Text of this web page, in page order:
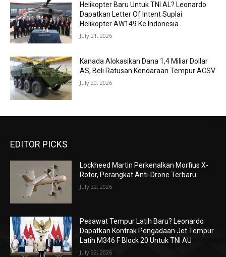
Helikopter Baru Untuk TNI AL? Leonardo
Dapatkan Letter Of Intent Suplai
Helikopter AW149 Ke Indonesia
July 21, 2026
Kanada Alokasikan Dana 1,4 Miliar Dollar
AS, Beli Ratusan Kendaraan Tempur ACSV
July 20, 2026
EDITOR PICKS
Lockheed Martin Perkenalkan Morfius X-
Rotor, Perangkat Anti-Drone Terbaru
July 22, 2026
Pesawat Tempur Latih Baru? Leonardo
Dapatkan Kontrak Pengadaan Jet Tempur
Latih M346 F Block 20 Untuk TNI AU
July 22, 2026